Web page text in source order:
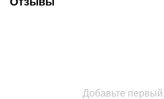
Добавьте первый